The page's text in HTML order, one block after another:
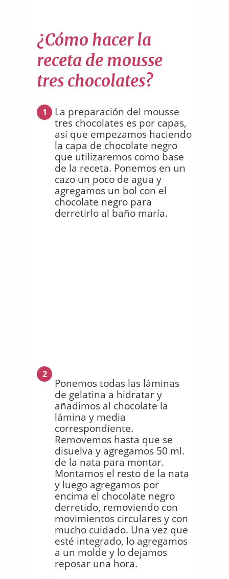
¿Cómo hacer la
receta de mousse
tres chocolates?
1
La preparación del mousse
tres chocolates es por capas,
así que empezamos haciendo
la capa de chocolate negro
que utilizaremos como base
de la receta. Ponemos en un
cazo un poco de agua y
agregamos un bol con el
chocolate negro para
derretirlo al baño maría.
2
Ponemos todas las láminas
de gelatina a hidratar y
añadimos al chocolate la
lámina y media
correspondiente.
Removemos hasta que se
disuelva y agregamos 50 ml.
de la nata para montar.
Montamos el resto de la nata
y luego agregamos por
encima el chocolate negro
derretido, removiendo con
movimientos circulares y con
mucho cuidado. Una vez que
esté integrado, lo agregamos
a un molde y lo dejamos
reposar una hora.